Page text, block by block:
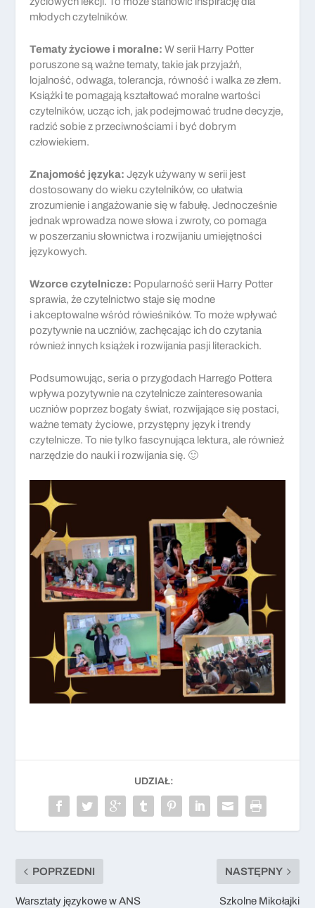
młodych czytelników.
Tematy życiowe i moralne: W serii Harry Potter
poruszone są ważne tematy, takie jak przyjaźń,
lojalność, odwaga, tolerancja, równość i walka ze złem.
Książki te pomagają kształtować moralne wartości
czytelników, ucząc ich, jak podejmować trudne decyzje,
radzić sobie z przeciwnościami i być dobrym
człowiekiem.
Znajomość języka: Język używany w serii jest
dostosowany do wieku czytelników, co ułatwia
zrozumienie i angażowanie się w fabułę. Jednocześnie
jednak wprowadza nowe słowa i zwroty, co pomaga
w poszerzaniu słownictwa i rozwijaniu umiejętności
językowych.
Wzorce czytelnicze: Popularność serii Harry Potter
sprawia, że czytelnictwo staje się modne
i akceptowalne wśród rówieśników. To może wpływać
pozytywnie na uczniów, zachęcając ich do czytania
również innych książek i rozwijania pasji literackich.
Podsumowując, seria o przygodach Harrego Pottera
wpływa pozytywnie na czytelnicze zainteresowania
uczniów poprzez bogaty świat, rozwijające się postaci,
ważne tematy życiowe, przystępny język i trendy
czytelnicze. To nie tylko fascynująca lektura, ale również
narzędzie do nauki i rozwijania się. 🙂
UDZIAŁ:
POPRZEDNI
Warsztaty językowe w ANS
NASTĘPNY
Szkolne Mikołajki